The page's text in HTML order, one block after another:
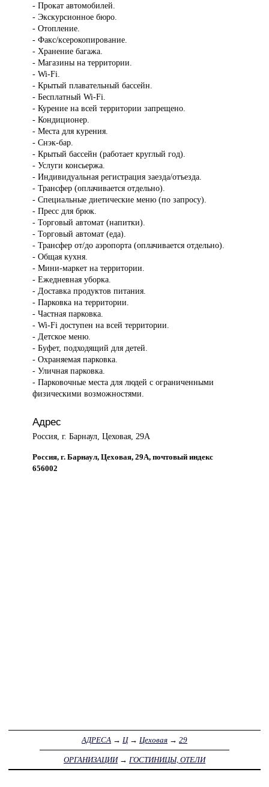
- Прокат автомобилей.
- Экскурсионное бюро.
- Отопление.
- Факс/ксерокопирование.
- Хранение багажа.
- Магазины на территории.
- Wi-Fi.
- Крытый плавательный бассейн.
- Бесплатный Wi-Fi.
- Курение на всей территории запрещено.
- Кондиционер.
- Места для курения.
- Снэк-бар.
- Крытый бассейн (работает круглый год).
- Услуги консьержа.
- Индивидуальная регистрация заезда/отъезда.
- Трансфер (оплачивается отдельно).
- Специальные диетические меню (по запросу).
- Пресс для брюк.
- Торговый автомат (напитки).
- Торговый автомат (еда).
- Трансфер от/до аэропорта (оплачивается отдельно).
- Общая кухня.
- Мини-маркет на территории.
- Ежедневная уборка.
- Доставка продуктов питания.
- Парковка на территории.
- Частная парковка.
- Wi-Fi доступен на всей территории.
- Детское меню.
- Буфет, подходящий для детей.
- Охраняемая парковка.
- Уличная парковка.
- Парковочные места для людей с ограниченными
физическими возможностями.
Адрес
Россия, г. Барнаул, Цеховая, 29А
Россия, г. Барнаул, Цеховая, 29А, почтовый индекс
656002
АДРЕСА → Ц→ Цеховая → 29
ОРГАНИЗАЦИИ→ ГОСТИНИЦЫ, ОТЕЛИ